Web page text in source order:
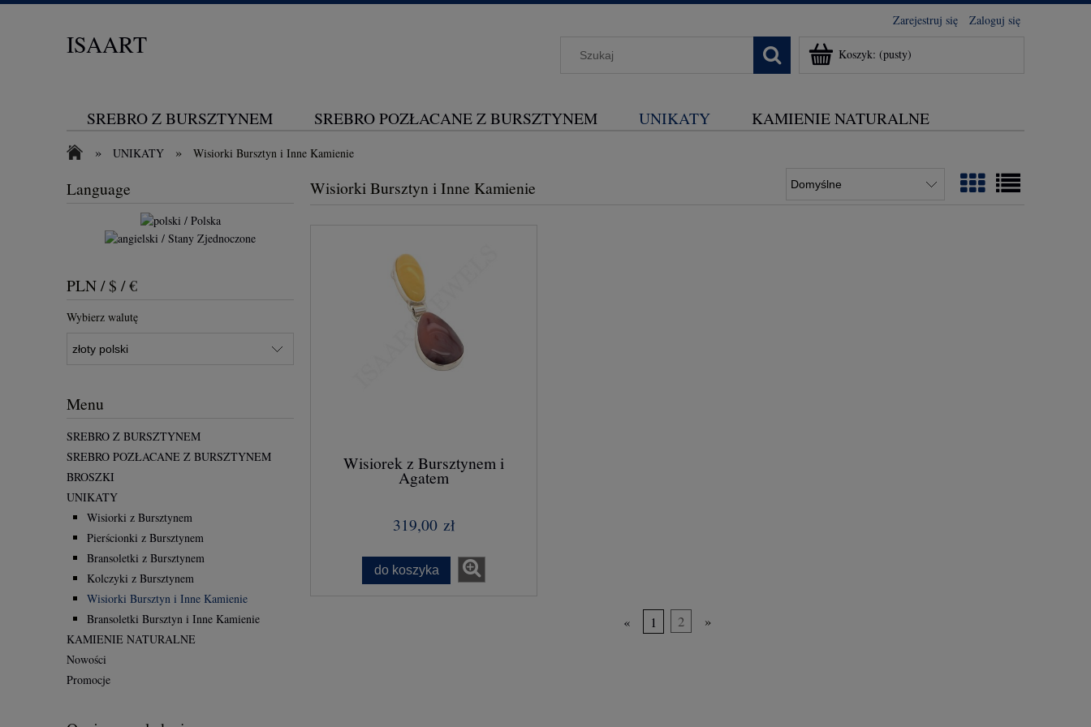
Zarejestruj się Zaloguj się
ISAART Koszyk: (pusty)
SREBRO Z BURSZTYNEM SREBRO POZŁACANE Z BURSZTYNEM UNIKATY
KAMIENIE NATURALNE
KONTAKT
» UNIKATY » Wisiorki Bursztyn i Inne Kamienie
Language
PLN / $ / €
Wybierz walutę
Menu
SREBRO Z BURSZTYNEM
SREBRO POZŁACANE Z BURSZTYNEM
BROSZKI
UNIKATY
Wisiorki z Bursztynem
Pierścionki z Bursztynem
Bransoletki z Bursztynem
Kolczyki z Bursztynem
Wisiorki Bursztyn i Inne Kamienie
Bransoletki Bursztyn i Inne Kamienie
KAMIENIE NATURALNE
Nowości
Promocje
Wisiorki Bursztyn i Inne Kamienie
Wisiorek z Bursztynem i
Agatem
319,00 zł
do koszyka
« 1 2 »